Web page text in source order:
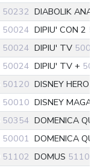
50232 DIABOLIK
50024 DIPIU' CON 2
50024 DIPIU' TV
50024 DIPIU' TV +
50120 DISNEY HERO
50010 DISNEY
50354 DOMENICA
50001 DOMENICA
51102 DOMUS 51102